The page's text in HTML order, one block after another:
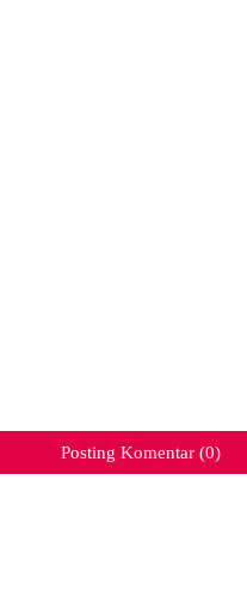
Posting Komentar (0)